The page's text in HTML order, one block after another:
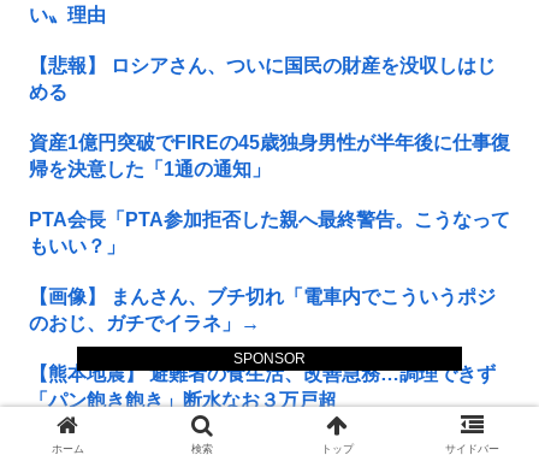
SPONSOR
い〟理由
【悲報】 ロシアさん、ついに国民の財産を没収しはじ
める
資産1億円突破でFIREの45歳独身男性が半年後に仕事復
帰を決意した「1通の通知」
PTA会長「PTA参加拒否した親へ最終警告。こうなって
もいい？」
【画像】 まんさん、ブチ切れ「電車内でこういうポジ
のおじ、ガチでイラネ」→
【熊本地震】 避難者の食生活、改善急務…調理できず
「パン飽き飽き」断水なお３万戸超
【悲報】 味噌ラーメンで行列、出来ない
ホーム 検索 トップ サイドバー